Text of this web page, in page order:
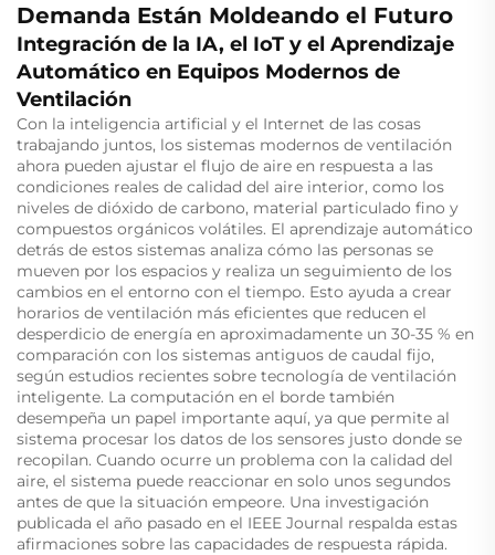
Demanda Están Moldeando el Futuro
Integración de la IA, el IoT y el Aprendizaje
Automático en Equipos Modernos de
Ventilación
Con la inteligencia artificial y el Internet de las cosas
trabajando juntos, los sistemas modernos de ventilación
ahora pueden ajustar el flujo de aire en respuesta a las
condiciones reales de calidad del aire interior, como los
niveles de dióxido de carbono, material particulado fino y
compuestos orgánicos volátiles. El aprendizaje automático
detrás de estos sistemas analiza cómo las personas se
mueven por los espacios y realiza un seguimiento de los
cambios en el entorno con el tiempo. Esto ayuda a crear
horarios de ventilación más eficientes que reducen el
desperdicio de energía en aproximadamente un 30-35 % en
comparación con los sistemas antiguos de caudal fijo,
según estudios recientes sobre tecnología de ventilación
inteligente. La computación en el borde también
desempeña un papel importante aquí, ya que permite al
sistema procesar los datos de los sensores justo donde se
recopilan. Cuando ocurre un problema con la calidad del
aire, el sistema puede reaccionar en solo unos segundos
antes de que la situación empeore. Una investigación
publicada el año pasado en el IEEE Journal respalda estas
afirmaciones sobre las capacidades de respuesta rápida.